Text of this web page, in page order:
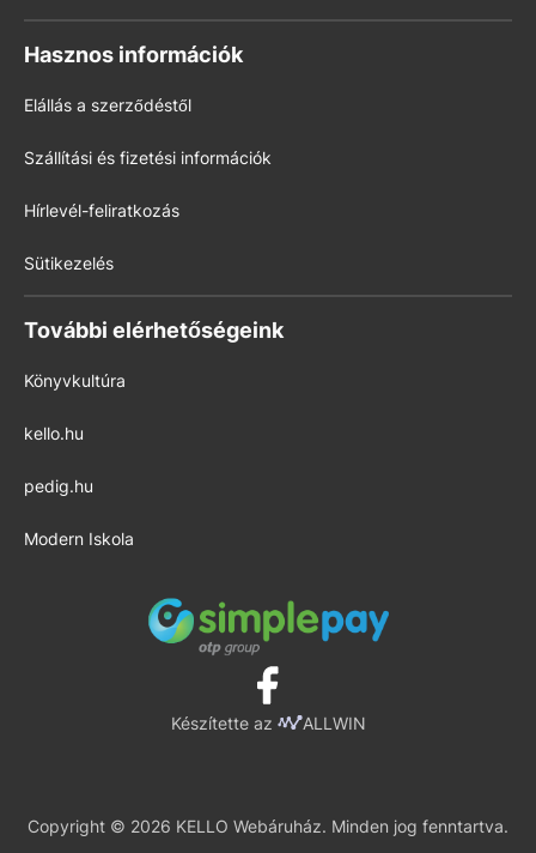
Hasznos információk
Elállás a szerződéstől
Szállítási és fizetési információk
Hírlevél-feliratkozás
Sütikezelés
További elérhetőségeink
Könyvkultúra
kello.hu
pedig.hu
Modern Iskola
Készítette az ALLWIN
Copyright © 2026 KELLO Webáruház. Minden jog fenntartva.